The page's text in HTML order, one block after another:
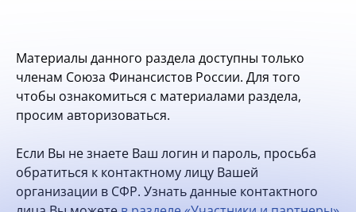
опытом
Вступить
Материалы данного раздела доступны только
членам Союза Финансистов России. Для того
чтобы ознакомиться с материалами раздела,
просим авторизоваться.
Если Вы не знаете Ваш логин и пароль, просьба
обратиться к контактному лицу Вашей
организации в СФР. Узнать данные контактного